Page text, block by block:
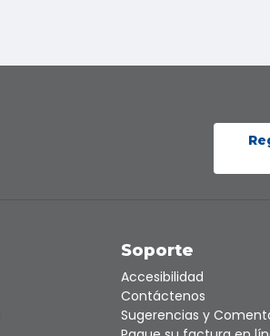
Soporte
Accesibilidad
Contáctenos
Sugerencias y